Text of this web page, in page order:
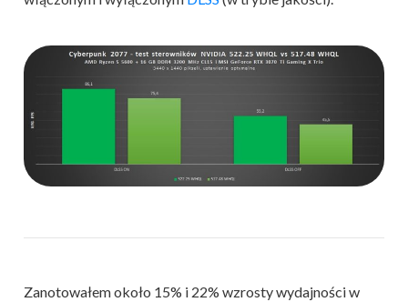
Zanotowałem około 15% i 22% wzrosty wydajności w